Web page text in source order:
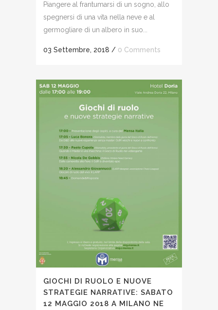
Piangere al frantumarsi di un sogno, allo
spegnersi di una vita nella neve e al
germogliare di un albero in suo...
03 Settembre, 2018 / 0 Comments
GIOCHI DI RUOLO E NUOVE
STRATEGIE NARRATIVE: SABATO
12 MAGGIO 2018 A MILANO NE